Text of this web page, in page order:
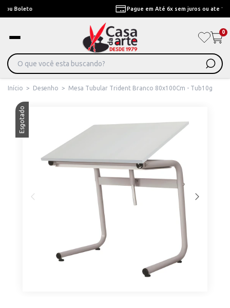
Pague em Até 6x sem juros ou ate 12x com juros
0
Início > Desenho > Mesa Tubular Trident Branco 80x100Cm - Tub10g
Esgotado